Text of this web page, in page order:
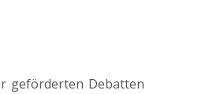
geförderten Debatten